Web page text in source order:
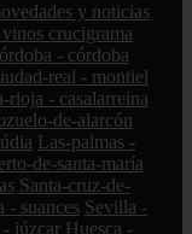
y noticias
crucigrama
- córdoba
real - montiel
rioja - casalarreina
de-alarcón
Las-palmas -
de-santa-maría
Santa-cruz-de-
- suances Sevilla -
júzcar Huesca -